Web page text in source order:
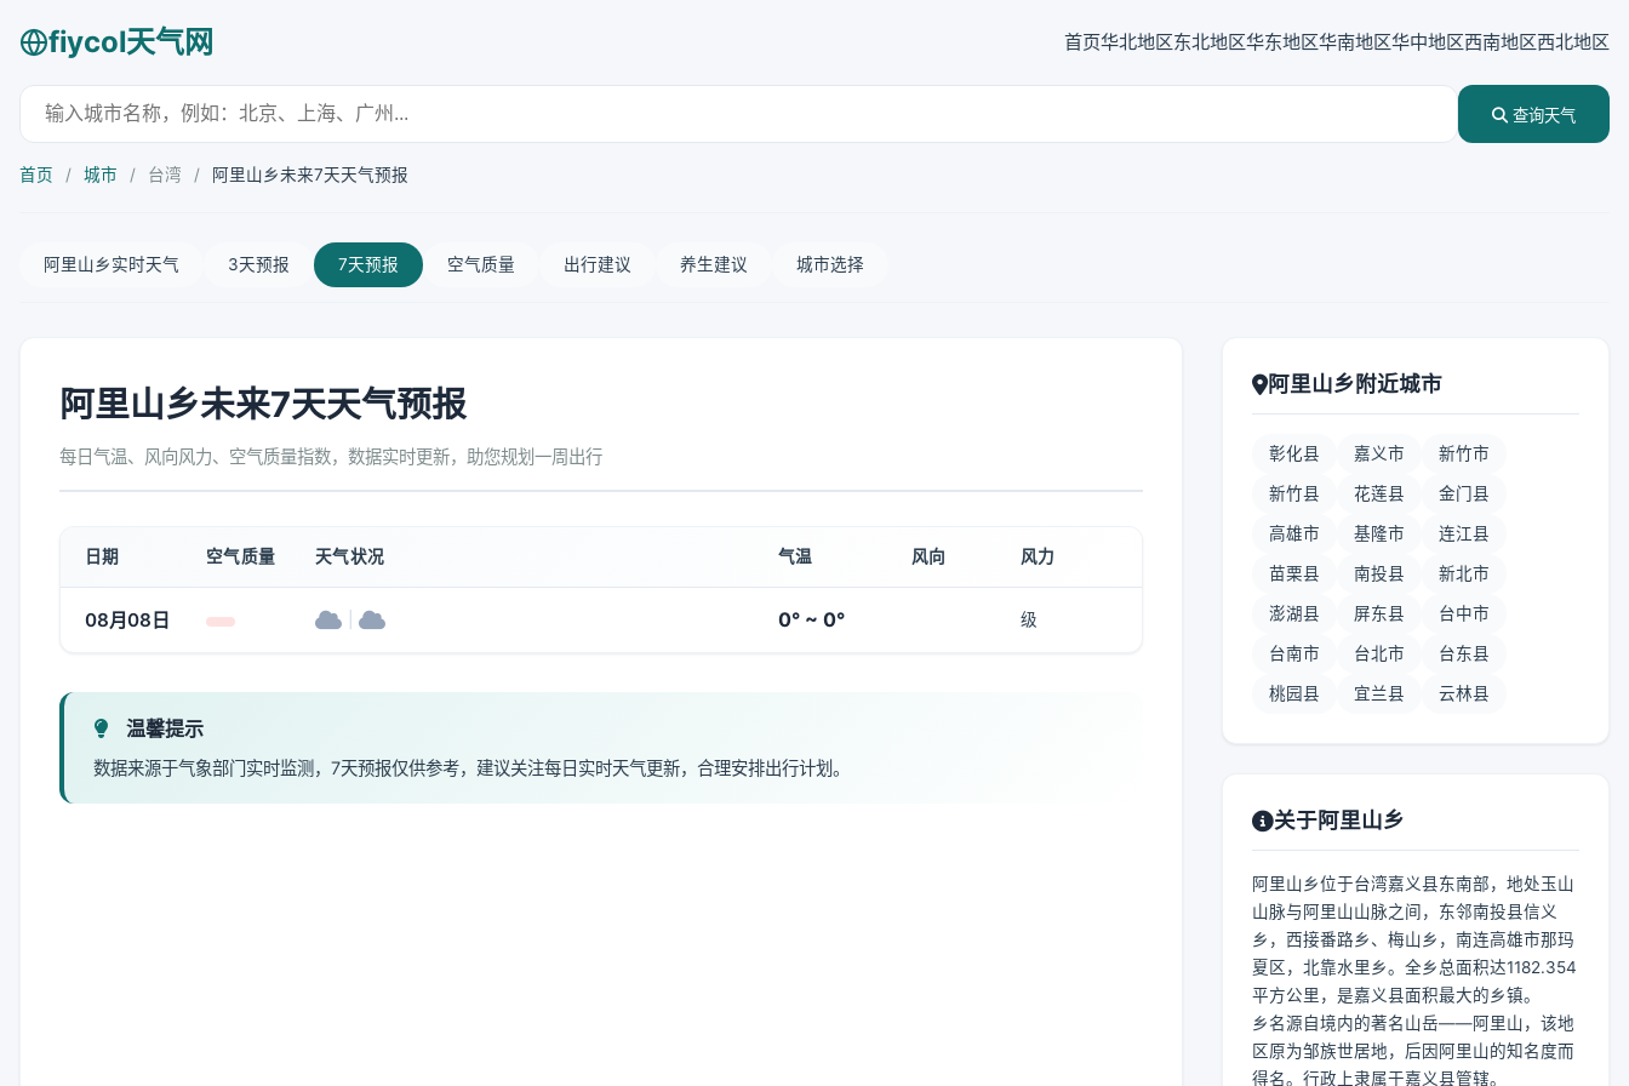
fiycol天气网 首页华北地区东北地区华东地区华南地区华中地区西南地区西北地区
查询天气
首页 / 城市 / 台湾 / 阿里山乡未来7天天气预报
阿里山乡实时天气 3天预报 7天预报 空气质量 出行建议 养生建议 城市选择
阿里山乡未来7天天气预报
每日气温、风向风力、空气质量指数，数据实时更新，助您规划一周出行
日期 空气质量 天气状况 气温 风向 风力
08月08日 0° ~ 0° 级
温馨提示
数据来源于气象部门实时监测，7天预报仅供参考，建议关注每日实时天气更新，合理安排出行计划。
阿里山乡附近城市
彰化县 嘉义市 新竹市
新竹县 花莲县 金门县
高雄市 基隆市 连江县
苗栗县 南投县 新北市
澎湖县 屏东县 台中市
台南市 台北市 台东县
桃园县 宜兰县 云林县
关于阿里山乡
阿里山乡位于台湾嘉义县东南部，地处玉山
山脉与阿里山山脉之间，东邻南投县信义
乡，西接番路乡、梅山乡，南连高雄市那玛
夏区，北靠水里乡。全乡总面积达1182.354
平方公里，是嘉义县面积最大的乡镇。
乡名源自境内的著名山岳——阿里山，该地
区原为邹族世居地，后因阿里山的知名度而
得名。行政上隶属于嘉义县管辖。